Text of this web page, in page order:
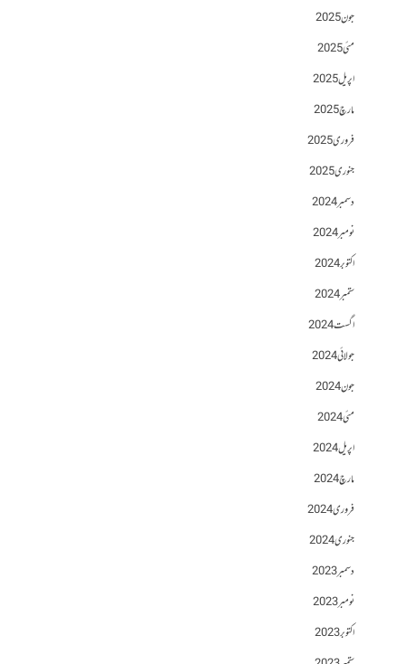
جون 2025
مئی 2025
اپریل 2025
مارچ 2025
فروری 2025
جنوری 2025
دسمبر 2024
نومبر 2024
اکتوبر 2024
ستمبر 2024
اگست 2024
جولائی 2024
جون 2024
مئی 2024
اپریل 2024
مارچ 2024
فروری 2024
جنوری 2024
دسمبر 2023
نومبر 2023
اکتوبر 2023